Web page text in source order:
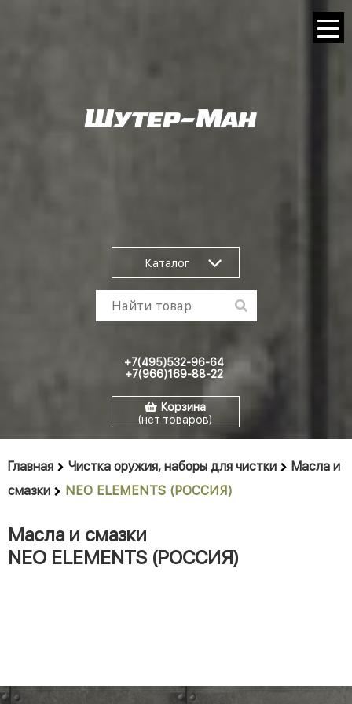
Каталог
+7(495)532-96-64
+7(966)169-88-22
Корзина
(нет товаров)
Главная Чистка оружия, наборы для чистки
Масла и
смазки
NEO ELEMENTS (РОССИЯ)
Масла и смазки
NEO ELEMENTS (РОССИЯ)